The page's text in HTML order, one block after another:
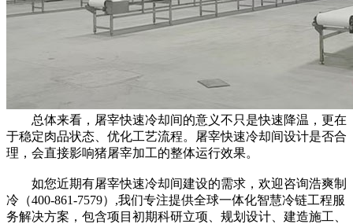
总体来看，屠宰快速冷却间的意义不只是快速降温，更在
于稳定肉品状态、优化工艺流程。屠宰快速冷却间设计是否合
理，会直接影响猪屠宰加工的整体运行效果。
如您近期有屠宰快速冷却间建设的需求，欢迎咨询浩爽制
冷（400-861-7579）,我们专注提供全球一体化智慧冷链工程服
务解决方案，包含项目初期科研立项、规划设计、建造施工、